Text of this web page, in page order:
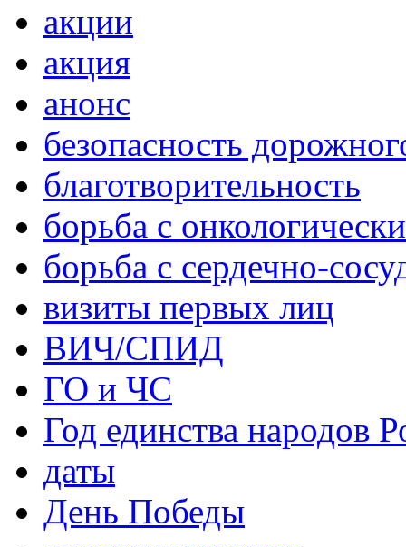
акции
акция
анонс
безопасность
благотворительность
борьба с
борьба с сердечно-
визиты первых лиц
ВИЧ/СПИД
ГО и ЧС
Год единства народов
даты
День Победы